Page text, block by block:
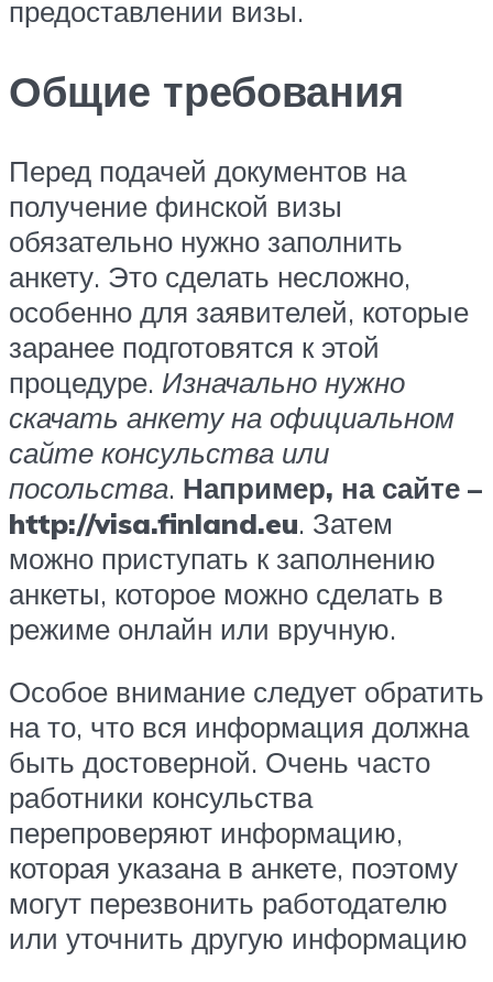
предоставлении визы.
Общие требования
Перед подачей документов на
получение финской визы
обязательно нужно заполнить
анкету. Это сделать несложно,
особенно для заявителей, которые
заранее подготовятся к этой
процедуре. Изначально нужно
скачать анкету на официальном
сайте консульства или
посольства. Например, на сайте –
http://visa.finland.eu. Затем
можно приступать к заполнению
анкеты, которое можно сделать в
режиме онлайн или вручную.
Особое внимание следует обратить
на то, что вся информация должна
быть достоверной. Очень часто
работники консульства
перепроверяют информацию,
которая указана в анкете, поэтому
могут перезвонить работодателю
или уточнить другую информацию